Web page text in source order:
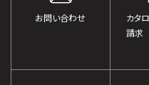
お問い合わせ
カタ
請求